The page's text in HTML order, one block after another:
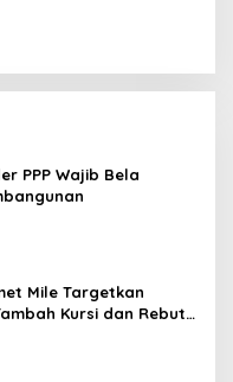
PPP Wajib Bela
Mile Targetkan
Kursi dan Rebut